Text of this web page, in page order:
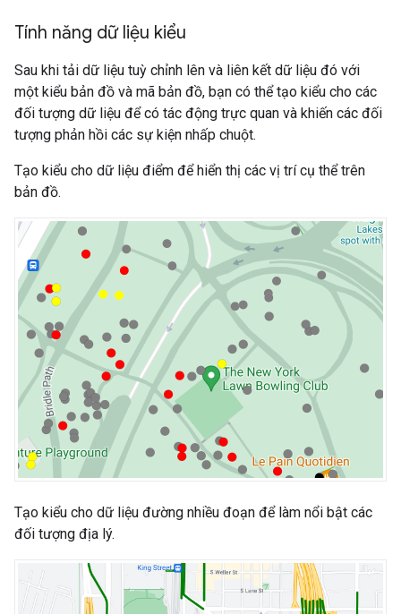
Tính năng dữ liệu kiểu
Sau khi tải dữ liệu tuỳ chỉnh lên và liên kết dữ liệu đó với
một kiểu bản đồ và mã bản đồ, bạn có thể tạo kiểu cho các
đối tượng dữ liệu để có tác động trực quan và khiến các đối
tượng phản hồi các sự kiện nhấp chuột.
Tạo kiểu cho dữ liệu điểm để hiển thị các vị trí cụ thể trên
bản đồ.
Tạo kiểu cho dữ liệu đường nhiều đoạn để làm nổi bật các
đối tượng địa lý.